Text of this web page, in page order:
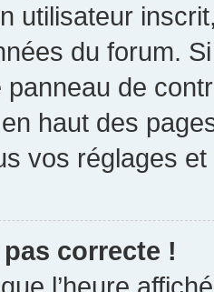
utilisateur
du forum.
de
haut des
vos réglages
pas correcte !